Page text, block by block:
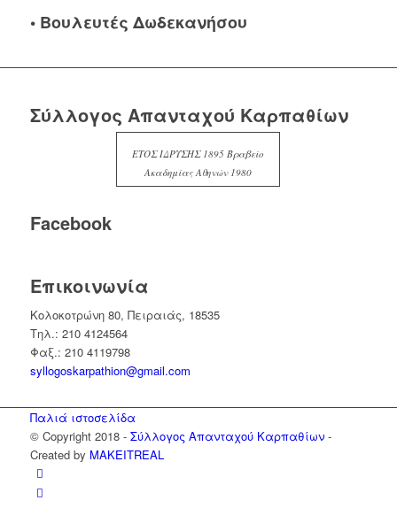
• Βουλευτές Δωδεκανήσου
Σύλλογος Απανταχού Καρπαθίων
ΕΤΟΣ ΙΔΡΥΣΗΣ 1895 Βραβείο
Ακαδημίας Αθηνών 1980
Facebook
Επικοινωνία
Κολοκοτρώνη 80, Πειραιάς, 18535
Τηλ.: 210 4124564
Φαξ.: 210 4119798
syllogoskarpathion@gmail.com
Παλιά ιστοσελίδα
© Copyright 2018 - Σύλλογος Απανταχού Καρπαθίων-
Created by MAKEITREAL